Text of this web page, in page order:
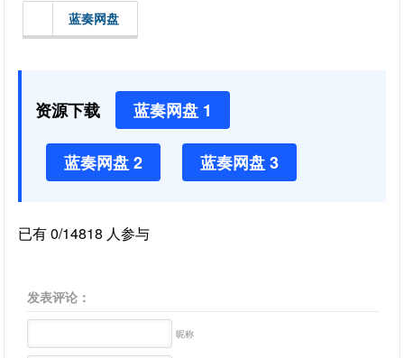
蓝奏网盘
资源下载 蓝奏网盘 1
蓝奏网盘 2 蓝奏网盘 3
已有 0/14818 人参与
发表评论：
昵称